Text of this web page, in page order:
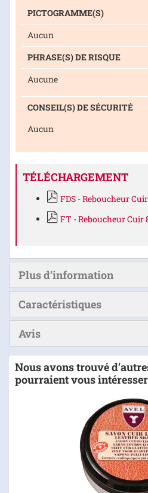
PICTOGRAMME(S)
Aucun
PHRASE(S) DE RISQUE
Aucune
CONSEIL(S) DE SÉCURITÉ
Aucun
TÉLÉCHARGEMENT
FDS - Reboucheur
FT - Reboucheur Cuir
Plus d’information
Caractéristiques
Avis
Nous avons trouvé
pourraient vous